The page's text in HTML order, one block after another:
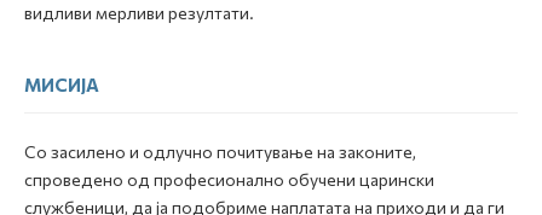
видливи мерливи резултати.
МИСИЈА
Со засилено и одлучно почитување на законите,
спроведено од професионално обучени царински
службеници, да ја подобриме наплатата на приходи и да ги